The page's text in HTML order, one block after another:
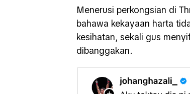
Menerusi perkongsian di
bahawa kekayaan harta
kesihatan, sekali gus
dibanggakan.